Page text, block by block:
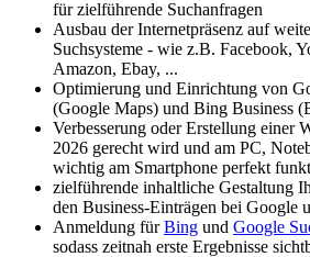
für zielführende Suchanfragen
Ausbau der Internetpräsenz auf
Suchsysteme - wie z.B. Facebook,
Amazon, Ebay, ...
Optimierung und Einrichtung von
(Google Maps) und Bing Business
Verbesserung oder Erstellung einer
2026 gerecht wird und am PC,
wichtig am Smartphone perfekt
zielführende inhaltliche Gestaltung
den Business-Einträgen bei Google
Anmeldung fürBing und Google
sodass zeitnah erste Ergebnisse